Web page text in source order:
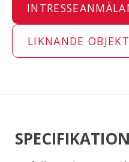
LIKNANDE OBJEKT
SPECIFIKATION